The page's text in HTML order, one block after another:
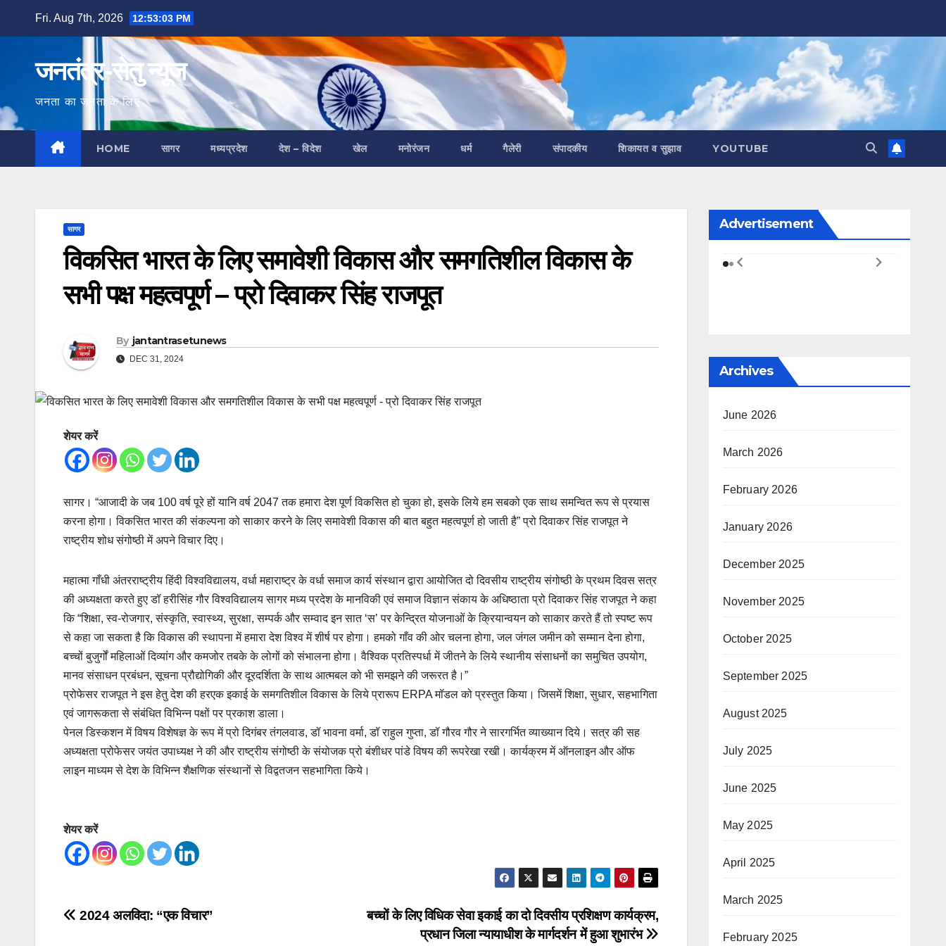
Fri. Aug 7th, 2026 12:53:04 PM
जनतंत्र-सेतु न्यूज
जनता का जनता के लिए
HOME सागर मध्यप्रदेश देश – विदेश खेल मनोरंजन धर्म गैलेरी संपादकीय शिकायत व सुझाव YOUTUBE
सागर
विकसित भारत के लिए समावेशी विकास और समगतिशील विकास के
सभी पक्ष महत्वपूर्ण – प्रो दिवाकर सिंह राजपूत
By jantantrasetunews
DEC 31, 2024
शेयर करें
सागर। “आजादी के जब 100 वर्ष पूरे हों यानि वर्ष 2047 तक हमारा देश पूर्ण विकसित हो चुका हो, इसके लिये हम सबको एक साथ समन्वित रूप से प्रयास
करना होगा। विकसित भारत की संकल्पना को साकार करने के लिए समावेशी विकास की बात बहुत महत्वपूर्ण हो जाती है” प्रो दिवाकर सिंह राजपूत ने
राष्ट्रीय शोध संगोष्ठी में अपने विचार दिए।
महात्मा गाँधी अंतरराष्ट्रीय हिंदी विश्वविद्यालय, वर्धा महाराष्ट्र के वर्धा समाज कार्य संस्थान द्वारा आयोजित दो दिवसीय राष्ट्रीय संगोष्ठी के प्रथम दिवस सत्र
की अध्यक्षता करते हुए डॉ हरीसिंह गौर विश्वविद्यालय सागर मध्य प्रदेश के मानविकी एवं समाज विज्ञान संकाय के अधिष्ठाता प्रो दिवाकर सिंह राजपूत ने कहा
कि “शिक्षा, स्व-रोजगार, संस्कृति, स्वास्थ्य, सुरक्षा, सम्पर्क और सम्वाद इन सात ‘स’ पर केन्द्रित योजनाओं के क्रियान्वयन को साकार करते हैं तो स्पष्ट रूप
से कहा जा सकता है कि विकास की स्थापना में हमारा देश विश्व में शीर्ष पर होगा। हमको गाँव की ओर चलना होगा, जल जंगल जमीन को सम्मान देना होगा,
बच्चों बुजुर्गों महिलाओं दिव्यांग और कमजोर तबके के लोगों को संभालना होगा। वैश्विक प्रतिस्पर्धा में जीतने के लिये स्थानीय संसाधनों का समुचित उपयोग,
मानव संसाधन प्रबंधन, सूचना प्रौद्योगिकी और दूरदर्शिता के साथ आत्मबल को भी समझने की जरूरत है।”
प्रोफेसर राजपूत ने इस हेतु देश की हरएक इकाई के समगतिशील विकास के लिये प्रारूप ERPA मॉडल को प्रस्तुत किया। जिसमें शिक्षा, सुधार, सहभागिता
एवं जागरूकता से संबंधित विभिन्न पक्षों पर प्रकाश डाला।
पेनल डिस्कशन में विषय विशेषज्ञ के रूप में प्रो दिगंबर तंगलवाड, डॉ भावना वर्मा, डॉ राहुल गुप्ता, डॉ गौरव गौर ने सारगर्भित व्याख्यान दिये। सत्र की सह
अध्यक्षता प्रोफेसर जयंत उपाध्यक्ष ने की और राष्ट्रीय संगोष्ठी के संयोजक प्रो बंशीधर पांडे विषय की रूपरेखा रखी। कार्यक्रम में ऑनलाइन और ऑफ
लाइन माध्यम से देश के विभिन्न शैक्षणिक संस्थानों से विद्वतजन सहभागिता किये।
शेयर करें
Post
बच्चों के लिए विधिक सेवा इकाई का दो दिवसीय प्रशिक्षण कार्यक्रम,
प्रधान जिला न्यायाधीश के मार्गदर्शन में हुआ शुभारंभ
2024 अलविदा: “एक विचार”
Advertisement
Archives
June 2026
March 2026
February 2026
January 2026
December 2025
November 2025
October 2025
September 2025
August 2025
July 2025
June 2025
May 2025
April 2025
March 2025
February 2025